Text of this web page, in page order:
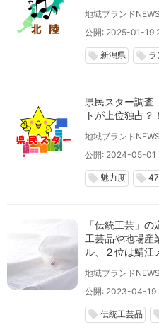
地域ブランド
公開: 2025-01-19
local_offer 新潟県 local_offer
県民スター調
トが上位独占？！
地域ブランド
公開: 2024-05-01
local_offer 魅力度 local_offer
「伝統工芸」
工芸品や地場産
ル、２位は鯖江
地域ブランド
公開: 2023-04-19
local_offer 伝統工芸品